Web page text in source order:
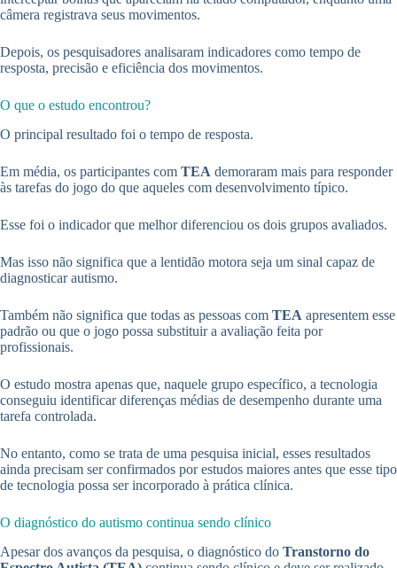
câmera registrava seus movimentos.
Depois, os pesquisadores analisaram indicadores como tempo de
resposta, precisão e eficiência dos movimentos.
O que o estudo encontrou?
O principal resultado foi o tempo de resposta.
Em média, os participantes com TEA demoraram mais para responder
às tarefas do jogo do que aqueles com desenvolvimento típico.
Esse foi o indicador que melhor diferenciou os dois grupos avaliados.
Mas isso não significa que a lentidão motora seja um sinal capaz de
diagnosticar autismo.
Também não significa que todas as pessoas com TEA apresentem esse
padrão ou que o jogo possa substituir a avaliação feita por
profissionais.
O estudo mostra apenas que, naquele grupo específico, a tecnologia
conseguiu identificar diferenças médias de desempenho durante uma
tarefa controlada.
No entanto, como se trata de uma pesquisa inicial, esses resultados
ainda precisam ser confirmados por estudos maiores antes que esse tipo
de tecnologia possa ser incorporado à prática clínica.
O diagnóstico do autismo continua sendo clínico
Apesar dos avanços da pesquisa, o diagnóstico do Transtorno do